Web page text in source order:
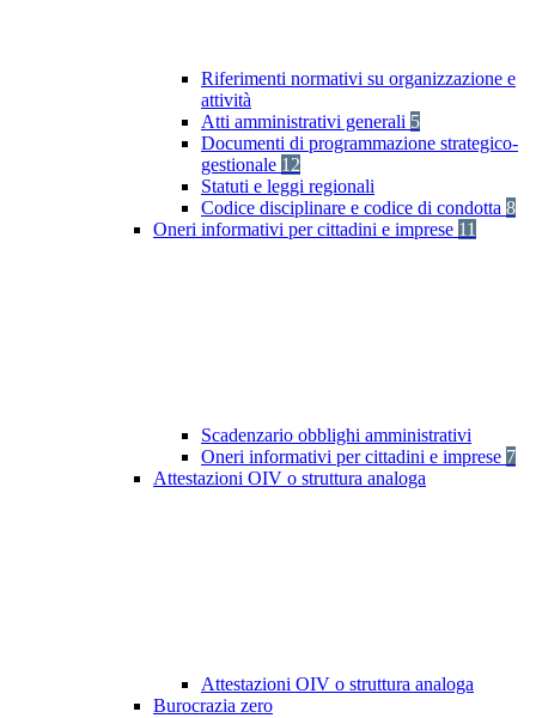
Riferimenti normativi su organizzazione e
attività
Atti amministrativi generali 5
Documenti di programmazione strategico-
gestionale 12
Statuti e leggi regionali
Codice disciplinare e codice di condotta 8
Oneri informativi per cittadini e imprese 11
Scadenzario obblighi amministrativi
Oneri informativi per cittadini e imprese 7
Attestazioni OIV o struttura analoga
Attestazioni OIV o struttura analoga
Burocrazia zero